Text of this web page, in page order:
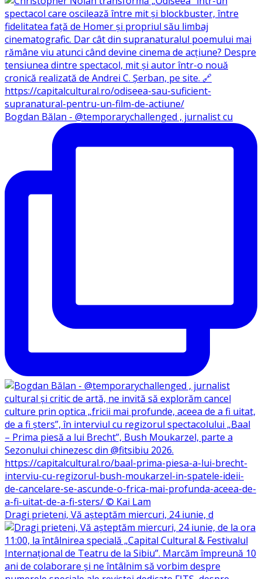
Bogdan Bălan - @temporarychallenged , jurnalist cu
Dragi prieteni, Vă așteptăm miercuri, 24 iunie, d